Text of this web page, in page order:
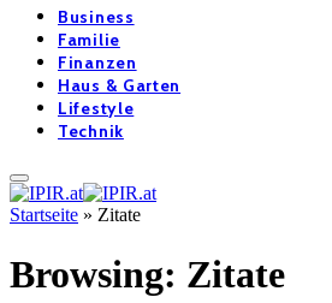
Business
Familie
Finanzen
Haus & Garten
Lifestyle
Technik
Startseite » Zitate
Browsing: Zitate